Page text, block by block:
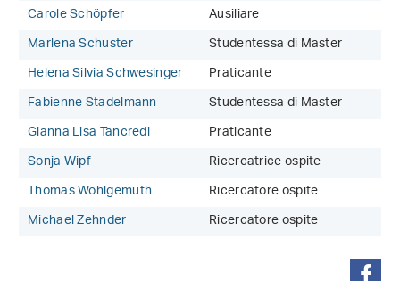
Carole Schöpfer
Ausiliare
Marlena Schuster
Studentessa di Master
Helena Silvia Schwesinger
Praticante
Fabienne Stadelmann
Studentessa di Master
Gianna Lisa Tancredi
Praticante
Sonja Wipf
Ricercatrice ospite
Thomas Wohlgemuth
Ricercatore ospite
Michael Zehnder
Ricercatore ospite